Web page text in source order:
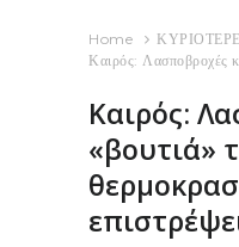
Home
Καιρός: Λασποβροχές
Καιρός:
«βουτιά»